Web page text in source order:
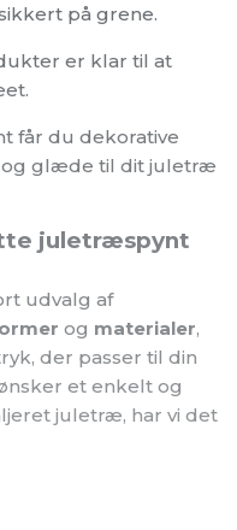
på grene.
er klar til at
får du dekorative
og glæde til dit juletræ
juletræspynt
udvalg af
og materialer,
der passer til din
et enkelt og
juletræ, har vi det